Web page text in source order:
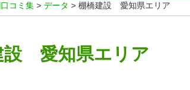
コミ集 > データ > 棚橋建設 愛知県エリア
設 愛知県エリア